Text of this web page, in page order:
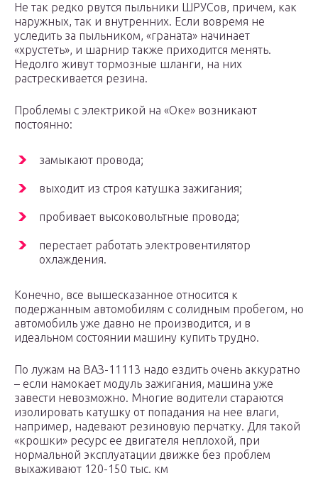
Не так редко рвутся пыльники ШРУСов, причем, как
наружных, так и внутренних. Если вовремя не
уследить за пыльником, «граната» начинает
«хрустеть», и шарнир также приходится менять.
Недолго живут тормозные шланги, на них
растрескивается резина.
Проблемы с электрикой на «Оке» возникают
постоянно:
замыкают провода;
выходит из строя катушка зажигания;
пробивает высоковольтные провода;
перестает работать электровентилятор
охлаждения.
Конечно, все вышесказанное относится к
подержанным автомобилям с солидным пробегом, но
автомобиль уже давно не производится, и в
идеальном состоянии машину купить трудно.
По лужам на ВАЗ-11113 надо ездить очень аккуратно
– если намокает модуль зажигания, машина уже
завести невозможно. Многие водители стараются
изолировать катушку от попадания на нее влаги,
например, надевают резиновую перчатку. Для такой
«крошки» ресурс ее двигателя неплохой, при
нормальной эксплуатации движке без проблем
выхаживают 120-150 тыс. км